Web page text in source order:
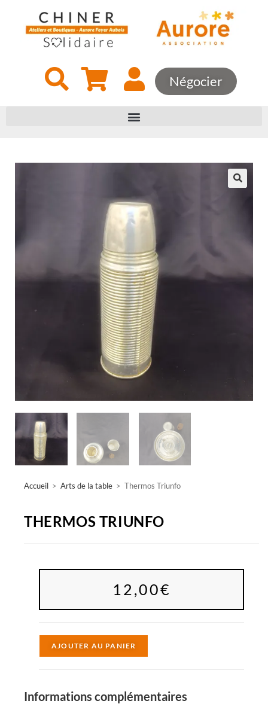
Négocier
Accueil > Arts de la table > Thermos Triunfo
THERMOS TRIUNFO
12,00€
AJOUTER AU PANIER
Informations complémentaires